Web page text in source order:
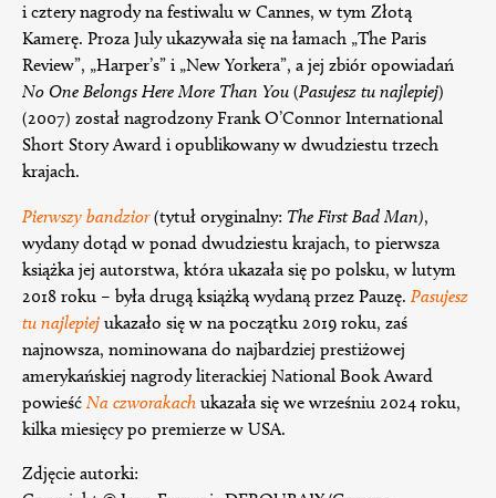
i cztery nagrody na festiwalu w Cannes, w tym Złotą
Kamerę. Proza July ukazywała się na łamach „The Paris
Review”, „Harper’s” i „New Yorkera”, a jej zbiór opowiadań
No One Belongs Here More Than You (Pasujesz tu najlepiej)
(2007) został nagrodzony Frank O’Connor International
Short Story Award i opublikowany w dwudziestu trzech
krajach.
Pierwszy bandzior(tytuł oryginalny: The First Bad Man),
wydany dotąd w ponad dwudziestu krajach, to pierwsza
książka jej autorstwa, która ukazała się po polsku, w lutym
2018 roku – była drugą książką wydaną przez Pauzę. Pasujesz
tu najlepiej ukazało się w na początku 2019 roku, zaś
najnowsza, nominowana do najbardziej prestiżowej
amerykańskiej nagrody literackiej National Book Award
powieść Na czworakach ukazała się we wrześniu 2024 roku,
kilka miesięcy po premierze w USA.
Zdjęcie autorki: